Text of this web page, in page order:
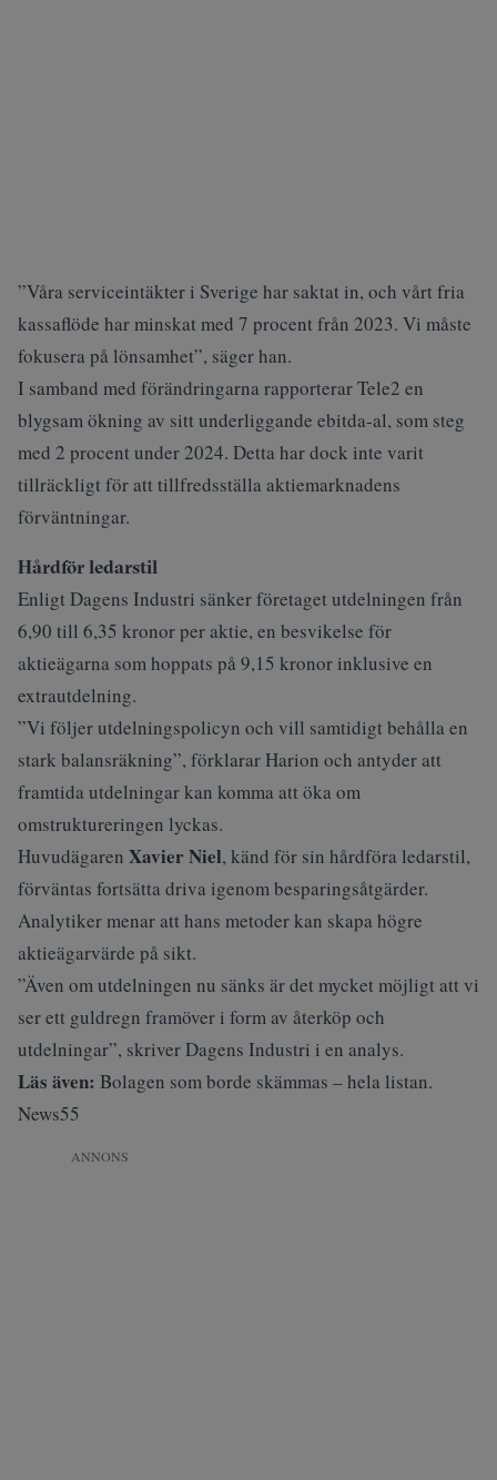
”Våra serviceintäkter i Sverige har saktat in, och vårt fria
kassaflöde har minskat med 7 procent från 2023. Vi måste
fokusera på lönsamhet”, säger han.
I samband med förändringarna rapporterar Tele2 en
blygsam ökning av sitt underliggande ebitda-al, som steg
med 2 procent under 2024. Detta har dock inte varit
tillräckligt för att tillfredsställa aktiemarknadens
förväntningar.
Hårdför ledarstil
Enligt Dagens Industri sänker företaget utdelningen från
6,90 till 6,35 kronor per aktie, en besvikelse för
aktieägarna som hoppats på 9,15 kronor inklusive en
extrautdelning.
”Vi följer utdelningspolicyn och vill samtidigt behålla en
stark balansräkning”, förklarar Harion och antyder att
framtida utdelningar kan komma att öka om
omstruktureringen lyckas.
Huvudägaren Xavier Niel, känd för sin hårdföra ledarstil,
förväntas fortsätta driva igenom besparingsåtgärder.
Analytiker menar att hans metoder kan skapa högre
aktieägarvärde på sikt.
”Även om utdelningen nu sänks är det mycket möjligt att vi
ser ett guldregn framöver i form av återköp och
utdelningar”, skriverDagens Industri i en analys.
Läs även: Bolagen som borde skämmas – hela listan.
News55
ANNONS